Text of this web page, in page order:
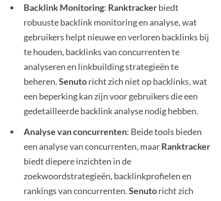
Backlink Monitoring: Ranktrackerbiedt
robuuste backlink monitoring en analyse, wat
gebruikers helpt nieuwe en verloren backlinks bij
te houden, backlinks van concurrenten te
analyseren en linkbuilding strategieën te
beheren.Senutoricht zich niet op backlinks, wat
een beperking kan zijn voor gebruikers die een
gedetailleerde backlink analyse nodig hebben.
Analyse van concurrenten: Beide tools bieden
een analyse van concurrenten, maarRanktracker
biedt diepere inzichten in de
zoekwoordstrategieën, backlinkprofielen en
rankings van concurrenten.Senutoricht zich